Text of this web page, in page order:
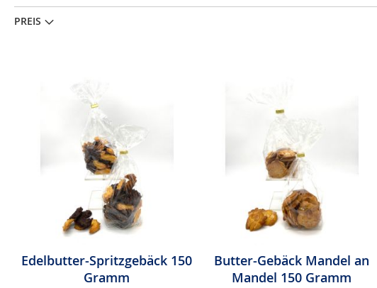
PREIS
Edelbutter-Spritzgebäck 150
Gramm
Butter-Gebäck Mandel an
Mandel 150 Gramm